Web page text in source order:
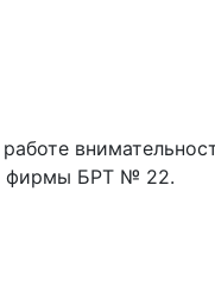
фирмы БРТ № 22.